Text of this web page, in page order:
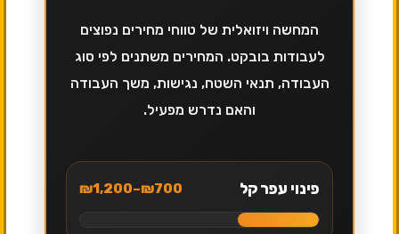
המחשה ויזואלית של טווחי מחירים נפוצים
לעבודות בובקט. המחירים משתנים לפי סוג
העבודה, תנאי השטח, נגישות, משך העבודה
והאם נדרש מפעיל.
פינוי עפר קל ₪700–₪1,200